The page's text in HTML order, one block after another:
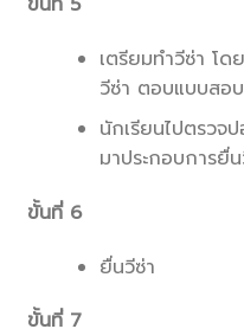
เตรียมทำวีซ่า โด
วีซ่า ตอบแบบสอ
นักเรียนไปตรวจ
มาประกอบการยื่
ขั้นที่ 6
ยื่นวีซ่า
ขั้นที่ 7